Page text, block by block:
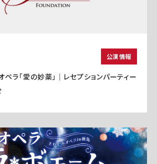
公演情報
ペラ「愛の妙薬」｜レセプションパーティー